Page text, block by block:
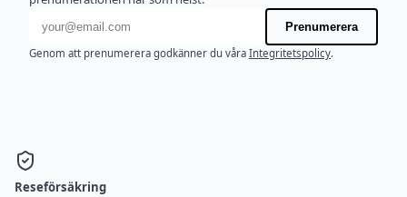
E-postadress
Prenumerera
Genom att prenumerera godkänner du våra Integritetspolicy.
Reseförsäkring